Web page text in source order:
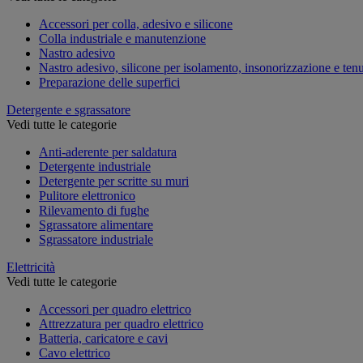
Accessori per colla, adesivo e silicone
Colla industriale e manutenzione
Nastro adesivo
Nastro adesivo, silicone per isolamento, insonorizzazione e
Preparazione delle superfici
Detergente e sgrassatore
Vedi tutte le categorie
Anti-aderente per saldatura
Detergente industriale
Detergente per scritte su muri
Pulitore elettronico
Rilevamento di fughe
Sgrassatore alimentare
Sgrassatore industriale
Elettricità
Vedi tutte le categorie
Accessori per quadro elettrico
Attrezzatura per quadro elettrico
Batteria, caricatore e cavi
Cavo elettrico